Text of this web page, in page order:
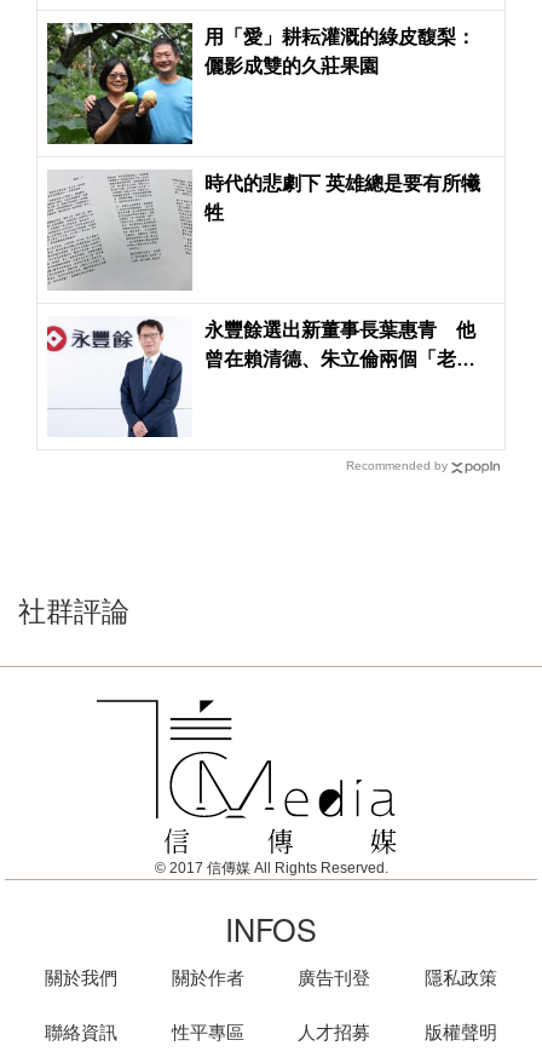
用「愛」耕耘灌溉的綠皮馥梨：
儷影成雙的久莊果園
時代的悲劇下 英雄總是要有所犧
牲
永豐餘選出新董事長葉惠青 他
曾在賴清德、朱立倫兩個「老
Recommended by
社群評論
© 2017 信傳媒 All Rights Reserved.
INFOS
關於我們
聯絡資訊
關於作者
性平專區
廣告刊登
人才招募
隱私政策
版權聲明